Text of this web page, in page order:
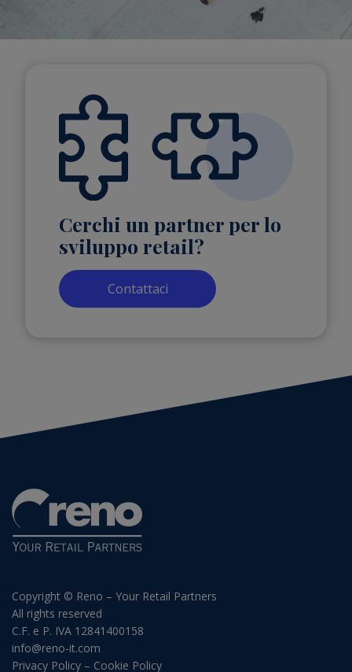
Cerchi un partner per lo
sviluppo retail?
Contattaci
Copyright © Reno – Your Retail Partners
All rights reserved
C.F. e P. IVA 12841400158
info@reno-it.com
Privacy Policy – Cookie Policy